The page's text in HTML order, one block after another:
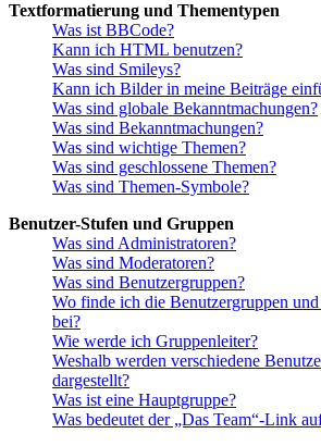
Textformatierung und Thementypen
Was ist BBCode?
Kann ich HTML benutzen?
Was sind Smileys?
Kann ich Bilder in meine Beiträge
Was sind globale Bekanntmachungen?
Was sind Bekanntmachungen?
Was sind wichtige Themen?
Was sind geschlossene Themen?
Was sind Themen-Symbole?
Benutzer-Stufen und Gruppen
Was sind Administratoren?
Was sind Moderatoren?
Was sind Benutzergruppen?
Wo finde ich die Benutzergruppen
bei?
Wie werde ich Gruppenleiter?
Weshalb werden verschiedene
dargestellt?
Was ist eine Hauptgruppe?
Was bedeutet der „Das Team“-Link